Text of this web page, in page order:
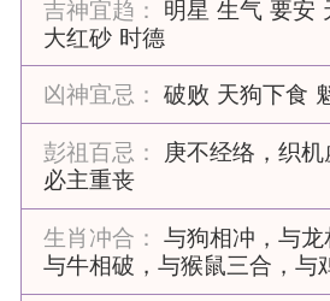
吉神宜趋： 明星 生气 要安
大红砂 时德
凶神宜忌： 破败 天狗下食
彭祖百忌：
庚不经络，织机
必主重丧
生肖冲合： 与狗相冲，与龙
与牛相破，与猴鼠三合，与